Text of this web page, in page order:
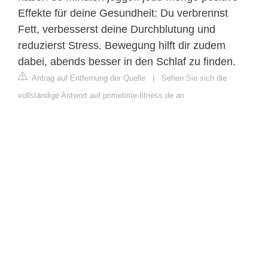
Effekte für deine Gesundheit: Du verbrennst
Fett, verbesserst deine Durchblutung und
reduzierst Stress. Bewegung hilft dir zudem
dabei, abends besser in den Schlaf zu finden.
Antrag auf Entfernung der Quelle | Sehen Sie sich die
vollständige Antwort auf primetime-fitness.de an